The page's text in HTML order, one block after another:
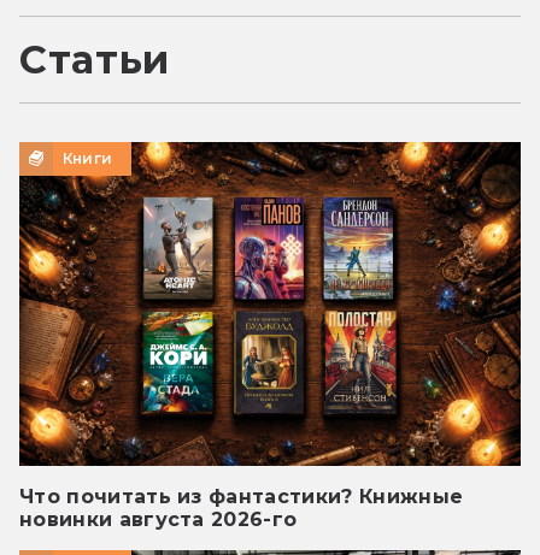
Статьи
Книги
Что почитать из фантастики? Книжные
новинки августа 2026-го